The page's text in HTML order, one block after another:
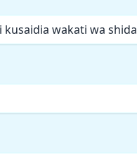
wakati wa shida